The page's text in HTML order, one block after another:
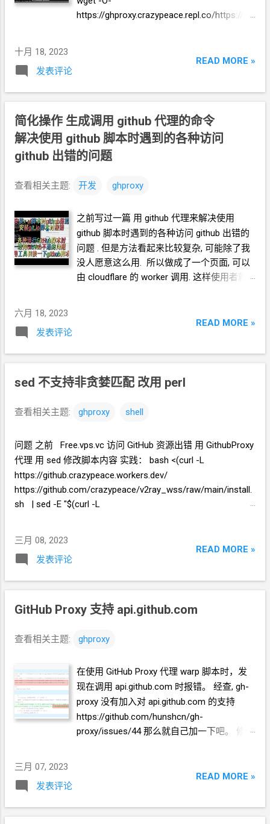
https://ghproxy.crazypeace.repl.co/https://git.
https://ghproxy.crazypeace.repl.co/https://git.
常的. wget -O-
https://ghproxy.crazypeace.workers.dev/http
s://git.io/v2ray.sh
十月 18, 2023
发表评论
READ MORE »
简化操作 生成调用 github 代理的命令
解决使用 github 脚本时遇到的各种访问
github 出错的问题
查看相关主题: 开发 ghproxy
之前写过一篇 用 github 代理来解决使用
github 脚本时遇到的各种访问 github 出错的
问题 . 但是方法看起来比较复杂, 可能除了我
没人愿意这么用. 所以做成了一个页面, 可以
由 cloudflare 的 worker 调用. 这样使用者就
六月 18, 2023
发表评论
READ MORE »
sed 不支持非贪婪匹配 改用 perl
查看相关主题: ghproxy shell
问题 之前 Free.vps.vc 访问 GitHub 资源出错 用 GithubProxy
代理 用 sed 修改脚本内容 实践： bash <(curl -L
https://github.crazypeace.workers.dev/
https://github.com/crazypeace/v2ray_wss/raw/main/install.
sh | sed -E "$(curl -L
para )" ) 发现这个处理方法并不完美。 用
grep github 把涉及
修改的地方输出一下。 curl -L
https://github.com/crazypeace/v2ray_wss/raw/main/install.
sh | sed -E "$(curl -L
https://github.com/crazypeace/gh-proxy/raw/master/sed-E-
https://github.crazypeace.workers.dev/
https://raw.githubusercontent.com/v2fly/fhs-install-
v2ray/master/install-release.sh | sed -E "$(curl -L
https://github.com/crazypeace/gh-proxy/raw/master/sed-E-
para)" ) --version 4.45.2 只在前面加了 github proxy，后面调
用 GitHub 资源的部分并没有处理。 分析 查了一下资料发
替换的参数为 -pe，里面同样支持
三月 08, 2023
发表评论
READ MORE »
GitHub Proxy 支持 api.github.com
查看相关主题: ghproxy
在使用 GitHub Proxy 代理 warp 脚本时，发
现在调用 api.github.com 时报错。 经查, gh-
proxy 没有加入对 api.github.com 的支持
https://github.com/hunshcn/gh-
proxy/issues/44 那么就自己加一下吧。 修改
api\.github\.com\/.+?\/.+?\/.*$/i 后面部分，
https://github.com/crazypeace/gh-proxy
三月 07, 2023
发表评论
READ MORE »